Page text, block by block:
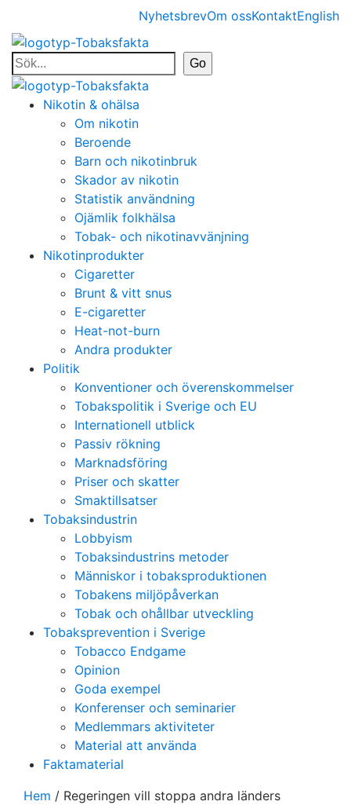
NyhetsbrevOm ossKontaktEnglish
Nikotin & ohälsa
Om nikotin
Beroende
Barn och nikotinbruk
Skador av nikotin
Statistik användning
Ojämlik folkhälsa
Tobak- och nikotinavvänjning
Nikotinprodukter
Cigaretter
Brunt & vitt snus
E-cigaretter
Heat-not-burn
Andra produkter
Politik
Konventioner och överenskommelser
Tobakspolitik i Sverige och EU
Internationell utblick
Passiv rökning
Marknadsföring
Priser och skatter
Smaktillsatser
Tobaksindustrin
Lobbyism
Tobaksindustrins metoder
Människor i tobaksproduktionen
Tobakens miljöpåverkan
Tobak och ohållbar utveckling
Tobaksprevention i Sverige
Tobacco Endgame
Opinion
Goda exempel
Konferenser och seminarier
Medlemmars aktiviteter
Material att använda
Faktamaterial
Hem / Regeringen vill stoppa andra länders